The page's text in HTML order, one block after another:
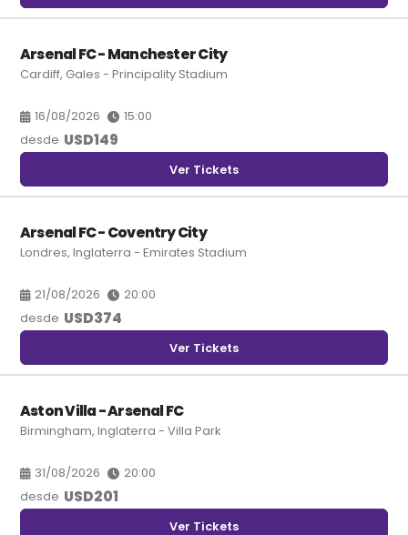
Arsenal FC - Manchester City
Cardiff, Gales - Principality Stadium
16/08/2026
15:00
desde USD149
Ver Tickets
Arsenal FC - Coventry City
Londres, Inglaterra - Emirates Stadium
21/08/2026
20:00
desde USD374
Ver Tickets
Aston Villa - Arsenal FC
Birmingham, Inglaterra - Villa Park
31/08/2026
20:00
desde USD201
Ver Tickets